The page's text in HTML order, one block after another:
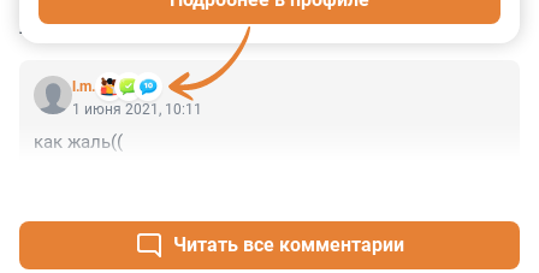
КОММЕНТАРИИ 1
l.m.
1 июня 2021, 10:11
как жаль((
Читать все комментарии